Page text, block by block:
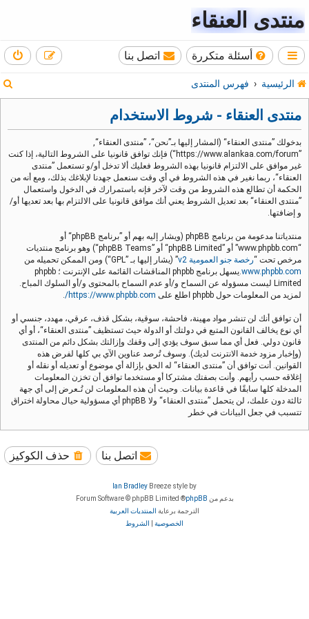
منتدى العنقاء
أسئلة متكررة اتصل بنا
الرئيسية فهرس المنتدى
منتدى العنقاء - شروط الاستخدام
بدخولك ”منتدى العنقاء“ (المشار إليها بـ”نحن“، ”منتدى العنقاء“,
”https://www.alankaa.com/forum“) فإنك توافق قانونيا على الشروط التالية، إذا كنت
غير موافق على الالتزام قانونيا بهذه الشروط فعليك ألا تدخل أو/و تستعمل ”منتدى
العنقاء“، ربما نغير في هذه الشروط في أي وقت سنعمل جهدنا لإبلاغك بذلك، ومع أنه من
الحكمة أن تطالع هذه الشروط من وقت لآخر فإنه باستمرارك في الدخول واستعمال
”منتدى العنقاء“ بعد تعديل الشروط يعني أنك موافق قانونيا على الالتزام بها بعد تعديها أو/
و إضافتها.
منتدياتنا مدعومة من برنامج phpBB (ويشار إليه بهم أو ”برنامج phpBB“ أو
“www.phpbb.com” أو ”phpBB Limited“ أو ”phpBB Teams“) وهو برنامج منتديات
مرخص تحت “رخصة جنو العمومية v2
” (يشار إليها بـ ”GPL“) ومن الممكن تحميله من
www.phpbb.com
.يسهل برنامج phpbb المناقشات القائمة على الإنترنت ؛ phpbb
Limited ليست مسؤوله عن السماح و/أو عدم السماح بالمحتوى و/أو السلوك المباح.
لمزيد من المعلومات حول phpbb اطلع على
https://www.phpbb.com/
.
أن توافق أنك لن تنشر مواد مهينة، فاحشة، سوقية، بشكل قذف، عرقي، مهدد، جنسي أو
أي نوع يخالف القانون المتبع في دولتك أو الدولة حيث تستظيف ”منتدى العنقاء“، أو أي
قانون دولي. فعل أي مما سبق سوف يؤدي إلى وقفك وإزالتك بشكل دائم من المنتدى
(وإخبار مزود خدمة الانترنت لديك). وسوف تُرصد عناوين الآي بي كلها لفرض هذه
القوانين. أنت توافق أن ”منتدى العنقاء“ له الحق بإزالة أي موضوع أو تعديله أو نقله أو
إغلاقه حسب رأيهم. وأنت بصفتك مشتركا أو مستخدما توافق أن تخزن المعلومات
المدخلة كلها سابقًا في قاعدة بيانات. وحيث أن هذه المعلومات لن تُـعرض إلى أي جهة
ثالثة دون علمك، لن يتحمل ”منتدى العنقاء“ ولا phpBB أي مسؤولية حيال محاولة اختراق
تتسبب في جعل البيانات في خطر
حذف الكوكيز اتصل بنا
Breeze style by
Ian Bradley
بدعم من phpBB
® Forum Software © phpBB Limited
الترجمة برعاية المنتديات العربية
الخصوصية
الشروط